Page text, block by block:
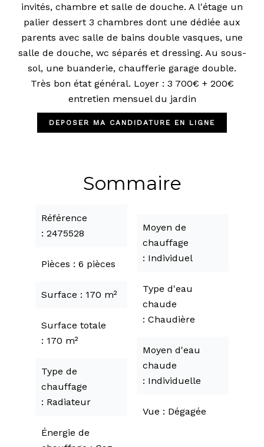
invités, chambre et salle de douche. A l'étage un
palier dessert 3 chambres dont une dédiée aux
parents avec salle de bains double vasques, une
salle de douche, wc séparés et dressing. Au sous-
sol, une buanderie, chaufferie garage double.
Très bon état général. Loyer : 3 700€ + 200€
entretien mensuel du jardin
DEPOSER MA CANDIDATURE EN LIGNE
Sommaire
Référence
2475528
Pièces 6 pièces
Surface 170 m²
Surface totale
170 m²
Type de
chauffage
Radiateur
Énergie de
Moyen de
chauffage
Individuel
Type d'eau
chaude
Chaudière
Moyen d'eau
chaude
Individuelle
Vue Dégagée